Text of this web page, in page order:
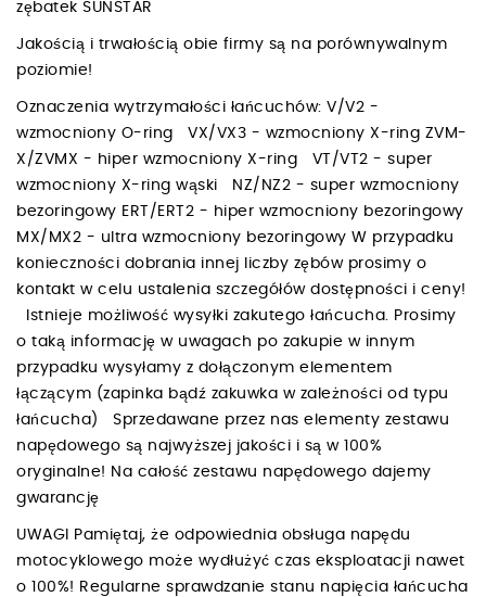
zębatek SUNSTAR
Jakością i trwałością obie firmy są na porównywalnym
poziomie!
Oznaczenia wytrzymałości łańcuchów: V/V2 -
wzmocniony O-ring VX/VX3 - wzmocniony X-ring ZVM-
X/ZVMX - hiper wzmocniony X-ring VT/VT2 - super
wzmocniony X-ring wąski NZ/NZ2 - super wzmocniony
bezoringowy ERT/ERT2 - hiper wzmocniony bezoringowy
MX/MX2 - ultra wzmocniony bezoringowy W przypadku
konieczności dobrania innej liczby zębów prosimy o
kontakt w celu ustalenia szczegółów dostępności i ceny!
Istnieje możliwość wysyłki zakutego łańcucha. Prosimy
o taką informację w uwagach po zakupie w innym
przypadku wysyłamy z dołączonym elementem
łączącym (zapinka bądź zakuwka w zależności od typu
łańcucha) Sprzedawane przez nas elementy zestawu
napędowego są najwyższej jakości i są w 100%
oryginalne! Na całość zestawu napędowego dajemy
gwarancję
UWAGI Pamiętaj, że odpowiednia obsługa napędu
motocyklowego może wydłużyć czas eksploatacji nawet
o 100%! Regularne sprawdzanie stanu napięcia łańcucha